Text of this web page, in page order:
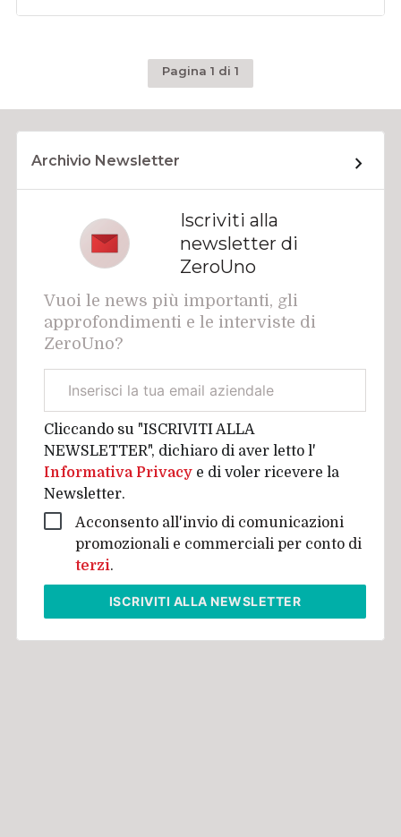
Pagina 1 di 1
Archivio Newsletter
Iscriviti alla
newsletter di
ZeroUno
Vuoi le news più importanti, gli
approfondimenti e le interviste di
ZeroUno?
aziendale
Cliccando su "ISCRIVITI ALLA
NEWSLETTER", dichiaro di aver letto l'
Informativa Privacy e di voler ricevere la
Newsletter.
Acconsento all'invio di comunicazioni
promozionali e commerciali per conto di
terzi.
ISCRIVITI ALLA NEWSLETTER